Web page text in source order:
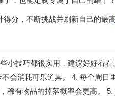
分，不断挑战并刷新自己的最
小技巧都很实用，建议好好看
会消耗可乐道具。 4. 每个周
稀有物品的掉落概率会更高。